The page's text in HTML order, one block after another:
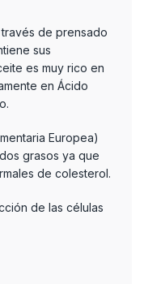
de prensado
sus
es muy rico en
en Ácido
Europea)
grasos ya que
de colesterol.
de las células